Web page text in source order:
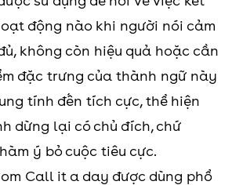
động nào khi người nói cảm
không còn hiệu quả hoặc cần
đặc trưng của thành ngữ này
tính đến tích cực, thể hiện
dừng lại có chủ đích, chứ
ý bỏ cuộc tiêu cực.
Call it a day được dùng phổ